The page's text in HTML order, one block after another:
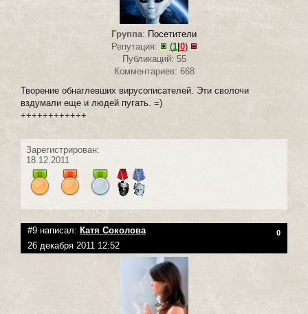
Группа: Посетители
Репутация:
(1| 0)
Публикаций: 55
Комментариев: 668
Творение обнаглевших вирусописателей. Эти сволочи
вздумали еще и людей пугать. =)
++++++++++++
Зарегистрирован:
18.12.2011
#9 написал: Катя Соколова 0
26 декабря 2011 12:52